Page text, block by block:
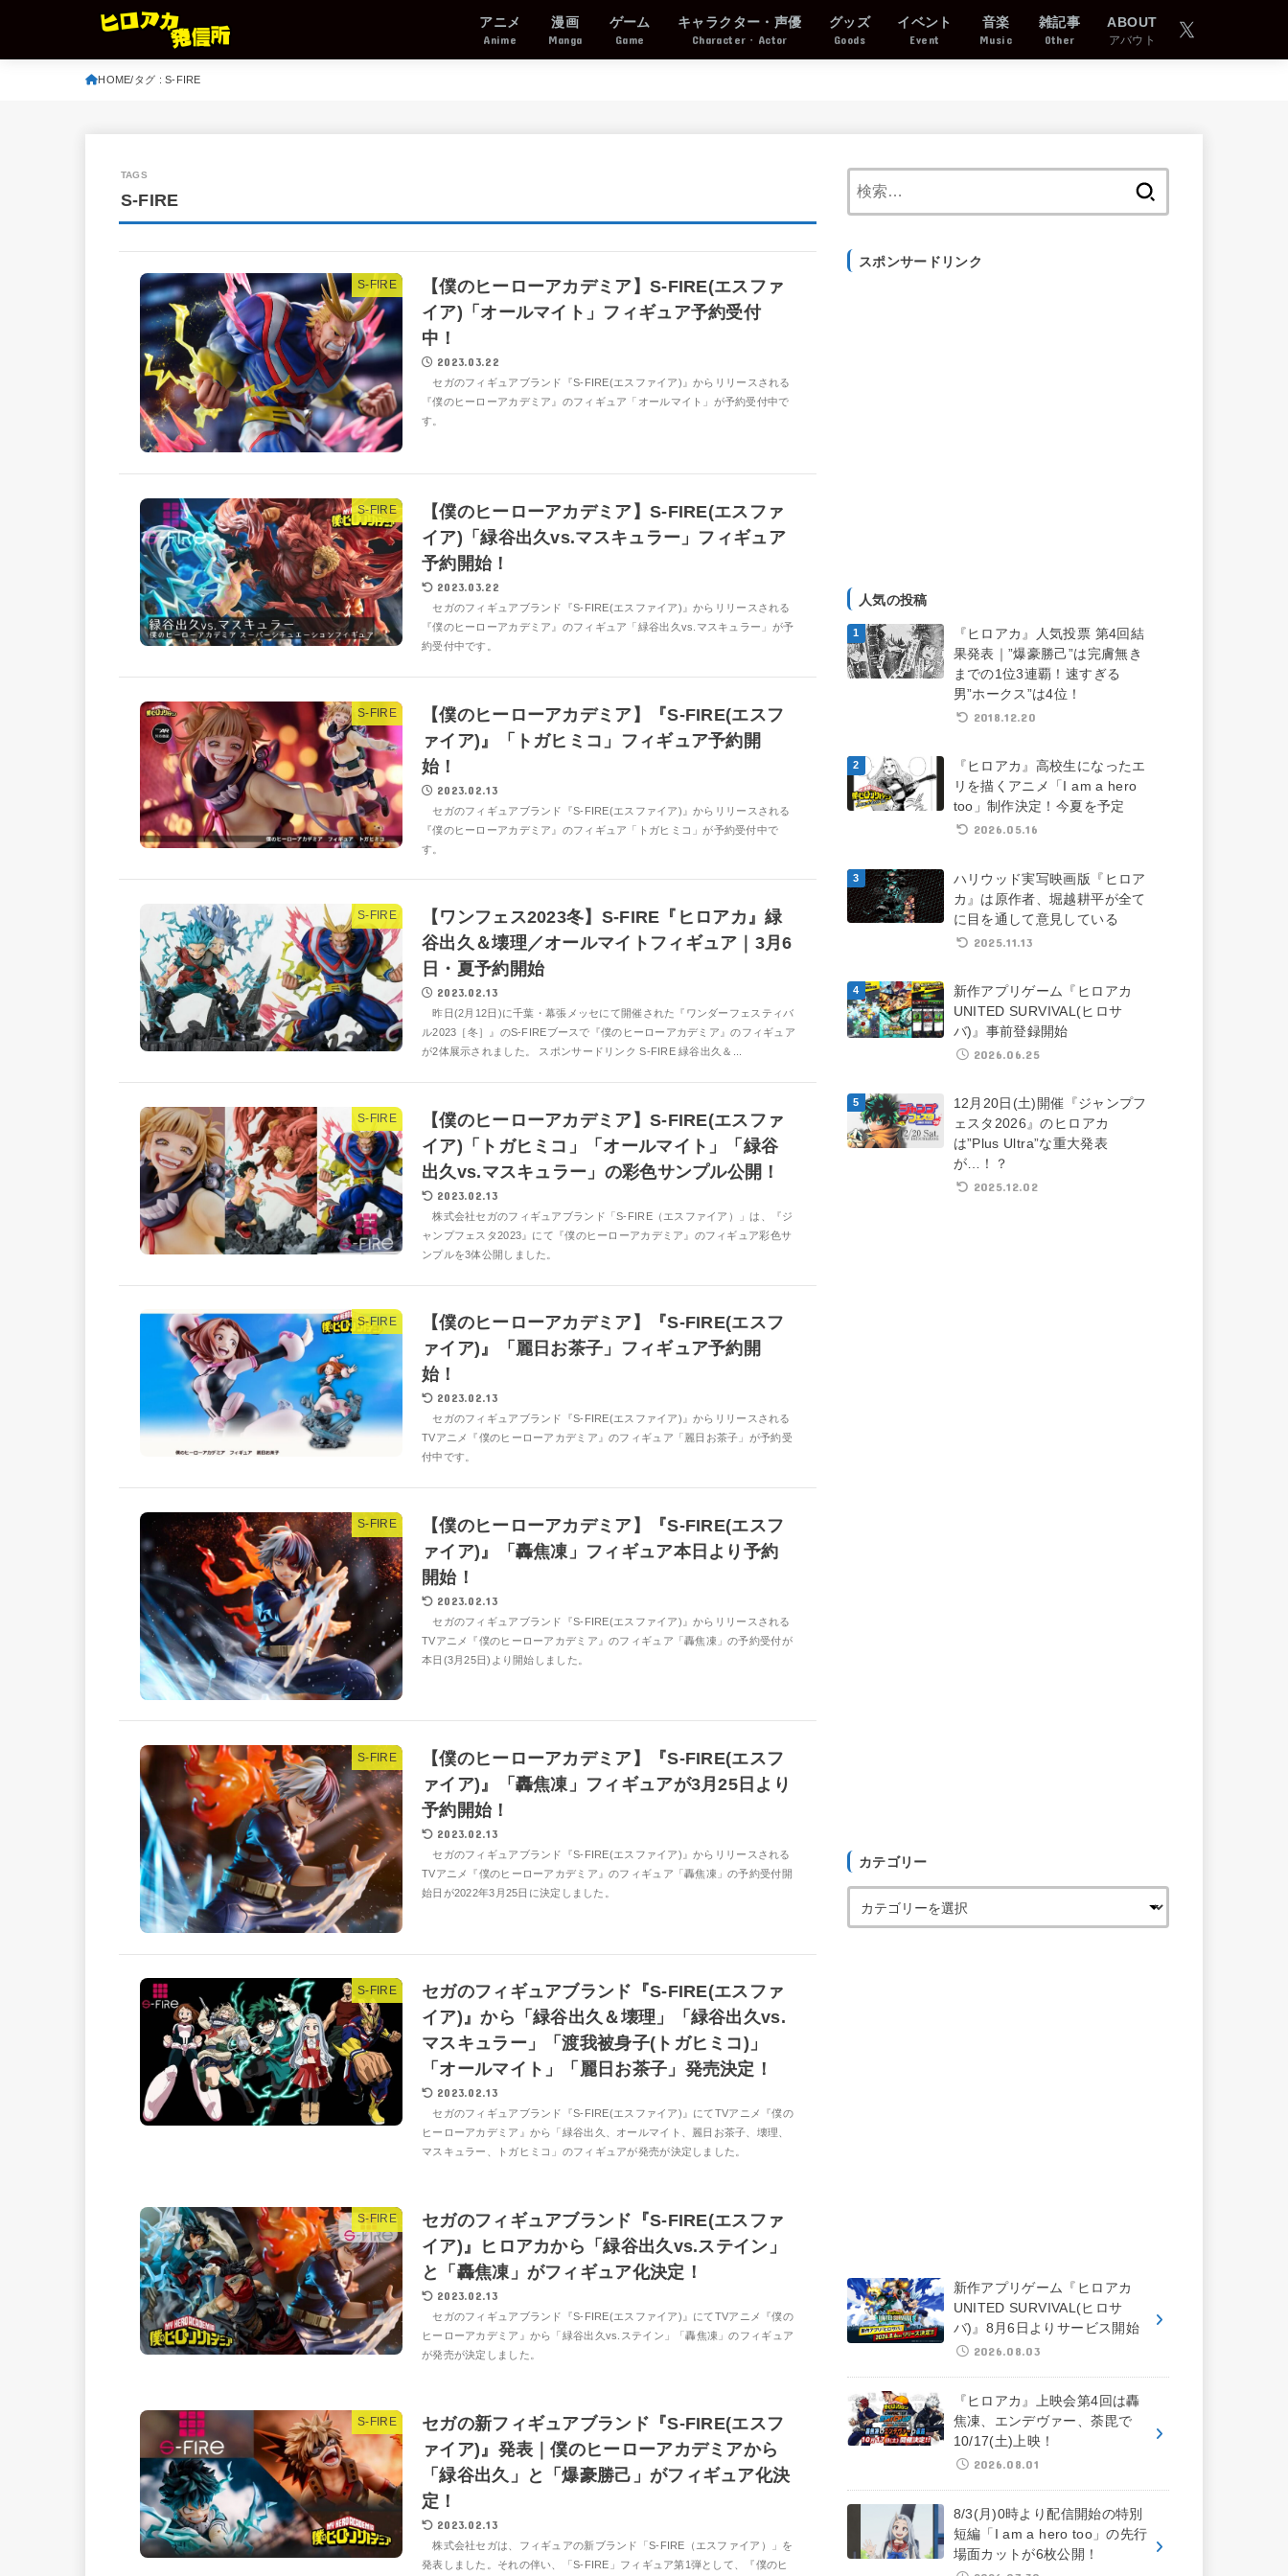
アニメ
Anime
漫画
Manga
ゲーム
Game
キャラクター・声優
Character・Actor
グッズ
Goods
イベント
Event
音楽
Music
雑記事
Other
ABOUT
アバウト
HOME タグ : S-FIRE
S-FIRE
S-FIRE
【僕のヒーローアカデミア】S-FIRE(エスファ
イア)「オールマイト」フィギュア予約受付
中！
2023.03.22
セガのフィギュアブランド『S-FIRE(エスファイア)』からリリースされる
『僕のヒーローアカデミア』のフィギュア「オールマイト」が予約受付中で
す。
S-FIRE
【僕のヒーローアカデミア】S-FIRE(エスファ
イア)「緑谷出久vs.マスキュラー」フィギュア
予約開始！
2023.03.22
セガのフィギュアブランド『S-FIRE(エスファイア)』からリリースされる
『僕のヒーローアカデミア』のフィギュア「緑谷出久vs.マスキュラー」が予
約受付中です。
S-FIRE
【僕のヒーローアカデミア】『S-FIRE(エスフ
ァイア)』「トガヒミコ」フィギュア予約開
始！
2023.02.13
セガのフィギュアブランド『S-FIRE(エスファイア)』からリリースされる
『僕のヒーローアカデミア』のフィギュア「トガヒミコ」が予約受付中で
す。
S-FIRE
【ワンフェス2023冬】S-FIRE『ヒロアカ』緑
谷出久＆壊理／オールマイトフィギュア｜3月6
日・夏予約開始
2023.02.13
昨日(2月12日)に千葉・幕張メッセにて開催された『ワンダーフェスティバ
ル2023［冬］』のS-FIREブースで『僕のヒーローアカデミア』のフィギュア
が2体展示されました。 スポンサードリンク S-FIRE 緑谷出久＆...
S-FIRE
【僕のヒーローアカデミア】S-FIRE(エスファ
イア)「トガヒミコ」「オールマイト」「緑谷
出久vs.マスキュラー」の彩色サンプル公開！
2023.02.13
株式会社セガのフィギュアブランド「S-FIRE（エスファイア）」は、『ジ
ャンプフェスタ2023』にて『僕のヒーローアカデミア』のフィギュア彩色サ
ンプルを3体公開しました。
S-FIRE
【僕のヒーローアカデミア】『S-FIRE(エスフ
ァイア)』「麗日お茶子」フィギュア予約開
始！
2023.02.13
セガのフィギュアブランド『S-FIRE(エスファイア)』からリリースされる
TVアニメ『僕のヒーローアカデミア』のフィギュア「麗日お茶子」が予約受
付中です。
S-FIRE
【僕のヒーローアカデミア】『S-FIRE(エスフ
ァイア)』「轟焦凍」フィギュア本日より予約
開始！
2023.02.13
セガのフィギュアブランド『S-FIRE(エスファイア)』からリリースされる
TVアニメ『僕のヒーローアカデミア』のフィギュア「轟焦凍」の予約受付が
本日(3月25日)より開始しました。
S-FIRE
【僕のヒーローアカデミア】『S-FIRE(エスフ
ァイア)』「轟焦凍」フィギュアが3月25日より
予約開始！
2023.02.13
セガのフィギュアブランド『S-FIRE(エスファイア)』からリリースされる
TVアニメ『僕のヒーローアカデミア』のフィギュア「轟焦凍」の予約受付開
始日が2022年3月25日に決定しました。
S-FIRE
セガのフィギュアブランド『S-FIRE(エスファ
イア)』から「緑谷出久＆壊理」「緑谷出久vs.
マスキュラー」「渡我被身子(トガヒミコ)」
「オールマイト」「麗日お茶子」発売決定！
2023.02.13
セガのフィギュアブランド『S-FIRE(エスファイア)』にてTVアニメ『僕の
ヒーローアカデミア』から「緑谷出久、オールマイト、麗日お茶子、壊理、
マスキュラー、トガヒミコ」のフィギュアが発売が決定しました。
S-FIRE
セガのフィギュアブランド『S-FIRE(エスファ
イア)』ヒロアカから「緑谷出久vs.ステイン」
と「轟焦凍」がフィギュア化決定！
2023.02.13
セガのフィギュアブランド『S-FIRE(エスファイア)』にてTVアニメ『僕の
ヒーローアカデミア』から「緑谷出久vs.ステイン」「轟焦凍」のフィギュア
が発売が決定しました。
S-FIRE
セガの新フィギュアブランド『S-FIRE(エスフ
ァイア)』発表｜僕のヒーローアカデミアから
「緑谷出久」と「爆豪勝己」がフィギュア化決
定！
2023.02.13
株式会社セガは、フィギュアの新ブランド「S-FIRE（エスファイア）」を
発表しました。それの伴い、「S-FIRE」フィギュア第1弾として、『僕のヒ
スポンサードリンク
人気の投稿
『ヒロアカ』人気投票 第4回結
果発表｜”爆豪勝己”は完膚無き
までの1位3連覇！速すぎる
男”ホークス”は4位！
2018.12.20
『ヒロアカ』高校生になったエ
リを描くアニメ「I am a hero
too」制作決定！今夏を予定
2026.05.16
ハリウッド実写映画版『ヒロア
カ』は原作者、堀越耕平が全て
に目を通して意見している
2025.11.13
新作アプリゲーム『ヒロアカ
UNITED SURVIVAL(ヒロサ
バ)』事前登録開始
2026.06.25
12月20日(土)開催『ジャンプフ
ェスタ2026』のヒロアカ
は”Plus Ultra”な重大発表
が…！？
2025.12.02
カテゴリー
新作アプリゲーム『ヒロアカ
UNITED SURVIVAL(ヒロサ
バ)』8月6日よりサービス開始
2026.08.03
『ヒロアカ』上映会第4回は轟
焦凍、エンデヴァー、荼毘で
10/17(土)上映！
2026.08.01
8/3(月)0時より配信開始の特別
短編「I am a hero too」の先行
場面カットが6枚公開！